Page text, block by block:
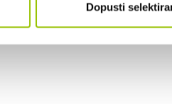
Dopusti